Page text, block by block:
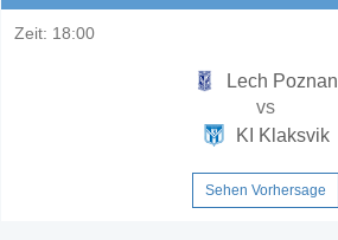
Zeit: 18:00
Lech Poznan
vs
KI Klaksvik
Sehen Vorhersage